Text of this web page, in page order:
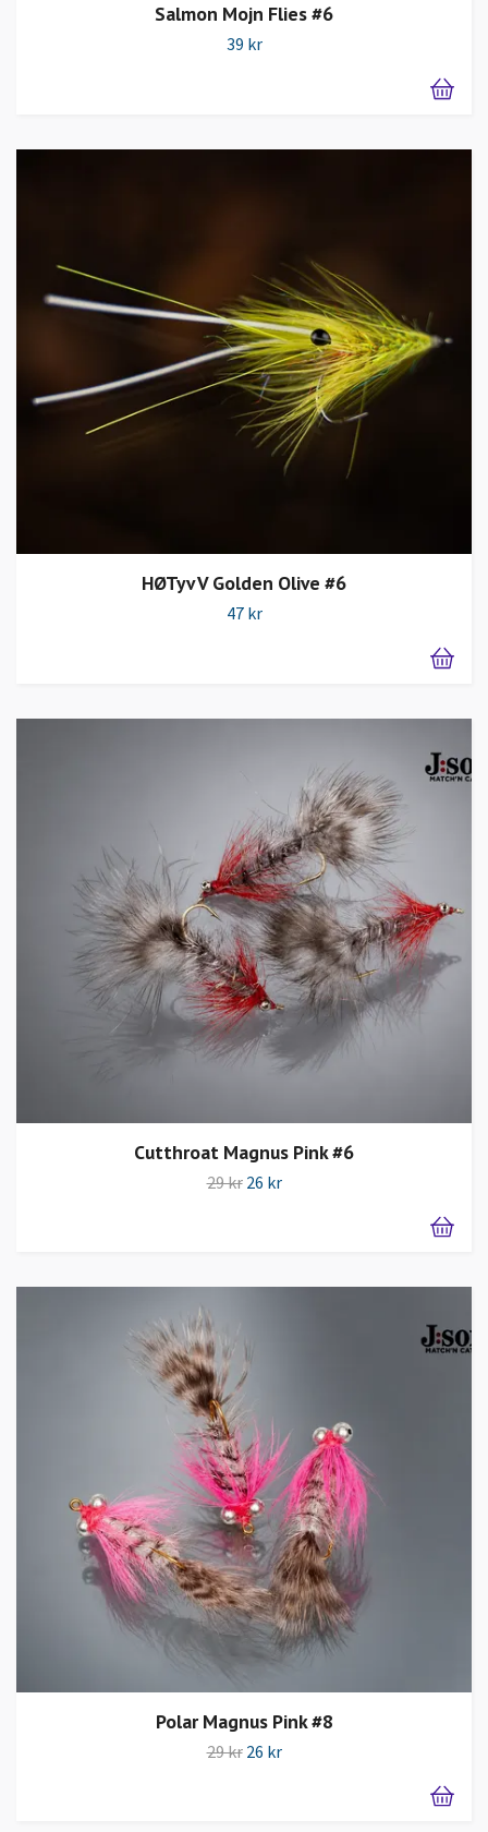
Salmon Mojn Flies #6
39 kr
HØTyv V Golden Olive #6
47 kr
Cutthroat Magnus Pink #6
29 kr 26 kr
Polar Magnus Pink #8
29 kr 26 kr